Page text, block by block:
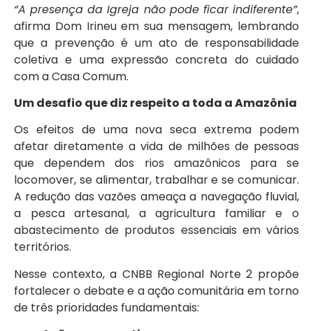
“A presença da Igreja não pode ficar indiferente”,
afirma Dom Irineu em sua mensagem, lembrando
que a prevenção é um ato de responsabilidade
coletiva e uma expressão concreta do cuidado
com a Casa Comum.
Um desafio que diz respeito a toda a Amazônia
Os efeitos de uma nova seca extrema podem
afetar diretamente a vida de milhões de pessoas
que dependem dos rios amazônicos para se
locomover, se alimentar, trabalhar e se comunicar.
A redução das vazões ameaça a navegação fluvial,
a pesca artesanal, a agricultura familiar e o
abastecimento de produtos essenciais em vários
territórios.
Nesse contexto, a CNBB Regional Norte 2 propõe
fortalecer o debate e a ação comunitária em torno
de três prioridades fundamentais: